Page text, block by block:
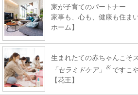
家が子育てのパートナー
家事も、心も、健康も住ま
ホーム】
生まれたての赤ちゃんこそ
「セラミドケア」
※ ですこ
【花王】